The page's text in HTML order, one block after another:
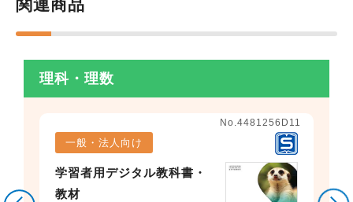
関連商品
理科・理数
一般・法人向け
No.4481256D11
学習者用デジタル教科書・
教材